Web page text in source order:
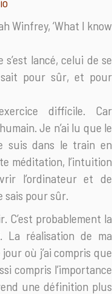
Winfrey, ‘What I know
s’est lancé, celui de se
sait pour sûr, et pour
difficile. Car
Je n’ai lu que le
suis dans le train en
méditation, l’intuition
l’ordinateur et de
sais pour sûr.
C’est probablement la
La réalisation de ma
où j’ai compris que
compris l’importance
une définition plus